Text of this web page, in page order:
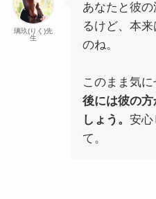
璃玖(りく)先
生
あなたと彼
るけど、本
のね。
このまま気に
後には彼の
しょう。 安心
て。